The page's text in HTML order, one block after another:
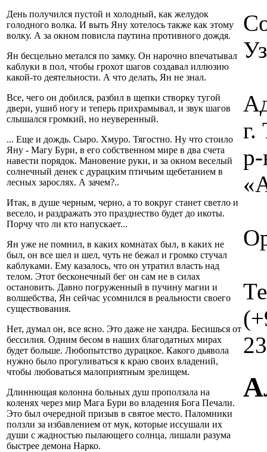
День получился пустой и холодный, как желудок
голодного волка. И выть Яну хотелось также как этому
волку. А за окном повисла паутина противного дождя.
Ян бесцельно метался по замку. Он нарочно впечатывал
каблуки в пол, чтобы грохот шагов создавал иллюзию
какой-то деятельности. А что делать, Ян не знал.
Все, чего он добился, разбил в щепки створку тугой
двери, ушиб ногу и теперь прихрамывал, и звук шагов
слышался громкий, но неуверенный.
... Еще и дождь. Сыро. Хмуро. Тягостно. Ну что стоило
Яну - Магу Бури, в его собственном мире в два счета
навести порядок. Мановение руки, и за окном веселый
солнечный денек с дурацким птичьим щебетанием в
лесных зарослях. А зачем?..
Итак, в душе черным, черно, а то вокруг станет светло и
весело, и раздражать это празднество будет до икоты.
Порчу что ли кто напускает...
Ян уже не помнил, в каких комнатах был, в каких не
был, он все шел и шел, чуть не бежал и громко стучал
каблуками. Ему казалось, что он утратил власть над
телом. Этот бесконечный бег он сам не в силах
остановить. Давно погруженный в пучину магии и
волшебства, Ян сейчас усомнился в реальности своего
существования.
Нет, думал он, все ясно. Это даже не хандра. Бесишься от
бессилия. Одним бесом в наших благодатных мирах
будет больше. Любопытство дурацкое. Какого дьявола
нужно было прогуливаться к краю своих владений,
чтобы любоваться малоприятным зрелищем.
Длиннющая колонна больных душ проползала на
коленях через мир Мага Бури во владения Бога Печали.
Это был очередной призыв в святое место. Паломники
ползли за избавлением от мук, которые иссушали их
души с жадностью пылающего солнца, лишали разума
быстрее демона Нарко.